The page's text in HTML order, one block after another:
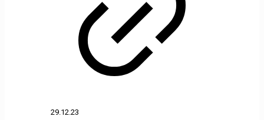
29.12.23